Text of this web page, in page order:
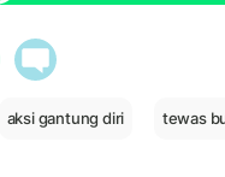
aksi gantung diri tewas